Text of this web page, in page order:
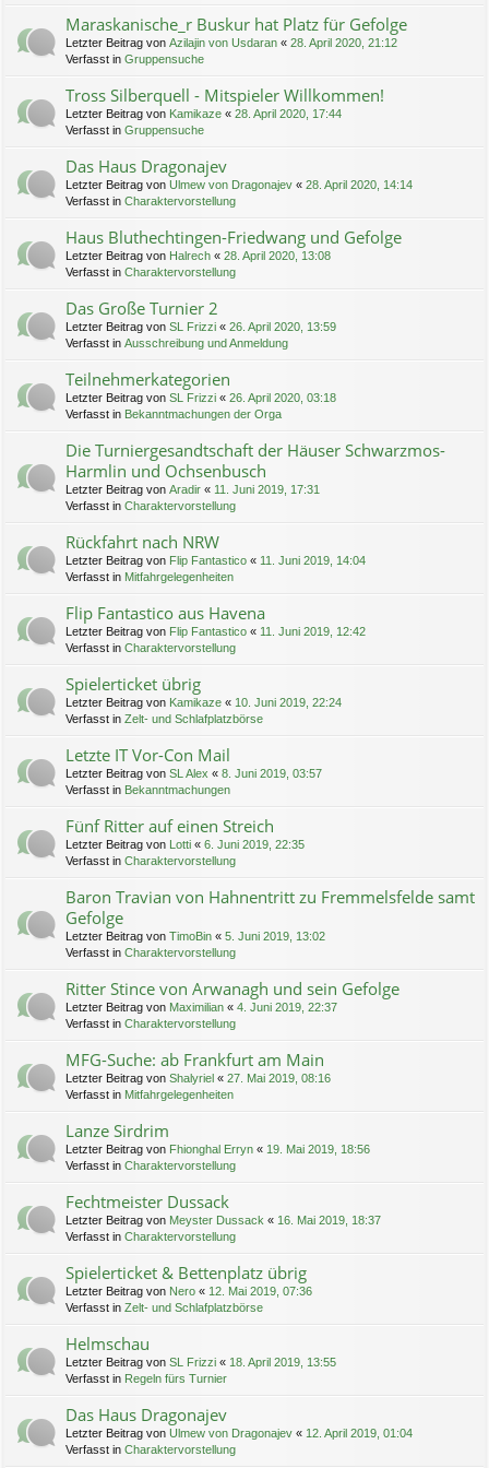
Maraskanische_r Buskur hat Platz für Gefolge
Letzter Beitrag von Azilajin von Usdaran « 28. April 2020, 21:12
Verfasst in Gruppensuche
Tross Silberquell - Mitspieler Willkommen!
Letzter Beitrag von Kamikaze « 28. April 2020, 17:44
Verfasst in Gruppensuche
Das Haus Dragonajev
Letzter Beitrag von Ulmew von Dragonajev « 28. April 2020, 14:14
Verfasst in Charaktervorstellung
Haus Bluthechtingen-Friedwang und Gefolge
Letzter Beitrag von Halrech « 28. April 2020, 13:08
Verfasst in Charaktervorstellung
Das Große Turnier 2
Letzter Beitrag von SL Frizzi « 26. April 2020, 13:59
Verfasst in Ausschreibung und Anmeldung
Teilnehmerkategorien
Letzter Beitrag von SL Frizzi « 26. April 2020, 03:18
Verfasst in Bekanntmachungen der Orga
Die Turniergesandtschaft der Häuser Schwarzmos-
Harmlin und Ochsenbusch
Letzter Beitrag von Aradir « 11. Juni 2019, 17:31
Verfasst in Charaktervorstellung
Rückfahrt nach NRW
Letzter Beitrag von Flip Fantastico « 11. Juni 2019, 14:04
Verfasst in Mitfahrgelegenheiten
Flip Fantastico aus Havena
Letzter Beitrag von Flip Fantastico « 11. Juni 2019, 12:42
Verfasst in Charaktervorstellung
Spielerticket übrig
Letzter Beitrag von Kamikaze « 10. Juni 2019, 22:24
Verfasst in Zelt- und Schlafplatzbörse
Letzte IT Vor-Con Mail
Letzter Beitrag von SL Alex « 8. Juni 2019, 03:57
Verfasst in Bekanntmachungen
Fünf Ritter auf einen Streich
Letzter Beitrag von Lotti « 6. Juni 2019, 22:35
Verfasst in Charaktervorstellung
Baron Travian von Hahnentritt zu Fremmelsfelde samt
Gefolge
Letzter Beitrag von TimoBin « 5. Juni 2019, 13:02
Verfasst in Charaktervorstellung
Ritter Stince von Arwanagh und sein Gefolge
Letzter Beitrag von Maximilian « 4. Juni 2019, 22:37
Verfasst in Charaktervorstellung
MFG-Suche: ab Frankfurt am Main
Letzter Beitrag von Shalyriel « 27. Mai 2019, 08:16
Verfasst in Mitfahrgelegenheiten
Lanze Sirdrim
Letzter Beitrag von Fhionghal Erryn « 19. Mai 2019, 18:56
Verfasst in Charaktervorstellung
Fechtmeister Dussack
Letzter Beitrag von Meyster Dussack « 16. Mai 2019, 18:37
Verfasst in Charaktervorstellung
Spielerticket & Bettenplatz übrig
Letzter Beitrag von Nero « 12. Mai 2019, 07:36
Verfasst in Zelt- und Schlafplatzbörse
Helmschau
Letzter Beitrag von SL Frizzi « 18. April 2019, 13:55
Verfasst in Regeln fürs Turnier
Das Haus Dragonajev
Letzter Beitrag von Ulmew von Dragonajev « 12. April 2019, 01:04
Verfasst in Charaktervorstellung